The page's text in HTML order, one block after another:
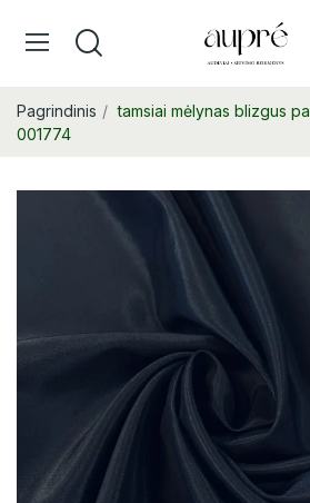
Pagrindinis
tamsiai mėlynas blizgus
001774